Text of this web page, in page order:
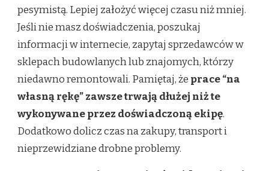
pesymistą. Lepiej założyć więcej czasu niż mniej.
Jeśli nie masz doświadczenia, poszukaj
informacji w internecie, zapytaj sprzedawców w
sklepach budowlanych lub znajomych, którzy
niedawno remontowali. Pamiętaj, że prace “na
własną rękę” zawsze trwają dłużej niż te
wykonywane przez doświadczoną ekipę.
Dodatkowo dolicz czas na zakupy, transport i
nieprzewidziane drobne problemy.